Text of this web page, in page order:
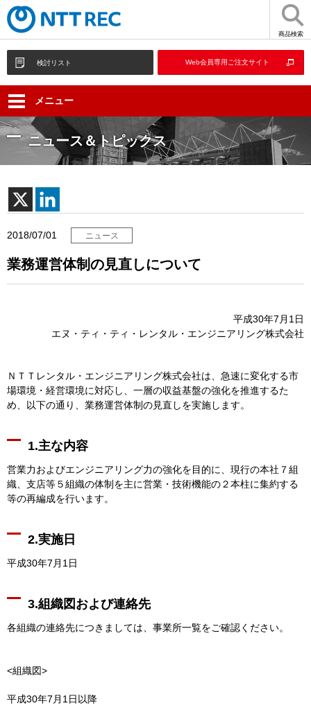
商品検索
検討リスト Web会員専用ご注文サイト
メニュー
ニュース＆トピックス
2018/07/01 ニュース
業務運営体制の見直しについて
平成30年7月1日
エヌ・ティ・ティ・レンタル・エンジニアリング株式会社
ＮＴＴレンタル・エンジニアリング株式会社は、急速に変化する市
場環境・経営環境に対応し、一層の収益基盤の強化を推進するた
め、以下の通り、業務運営体制の見直しを実施します。
1.主な内容
営業力およびエンジニアリング力の強化を目的に、現行の本社７組
織、支店等５組織の体制を主に営業・技術機能の２本柱に集約する
等の再編成を行います。
2.実施日
平成30年7月1日
3.組織図および連絡先
各組織の連絡先につきましては、事業所一覧をご確認ください。
<組織図>
平成30年7月1日以降